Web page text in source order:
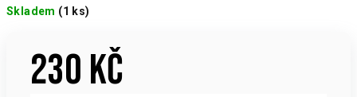
Skladem (1 ks)
230 Kč